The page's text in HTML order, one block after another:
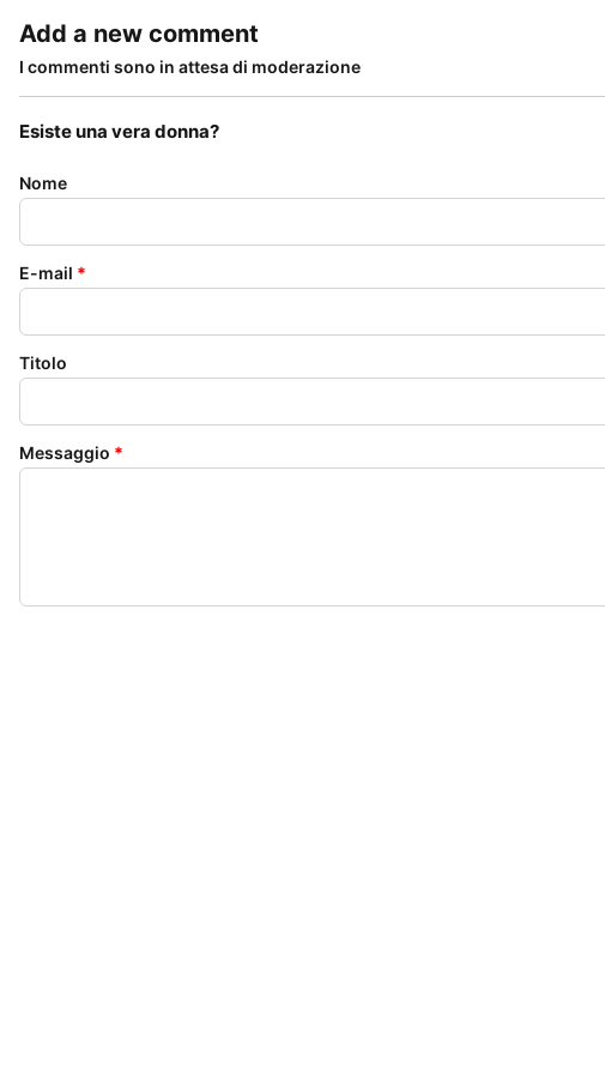
Add a new comment
I commenti sono in attesa di moderazione
Esiste una vera donna?
Nome
E-mail *
Titolo
Messaggio *